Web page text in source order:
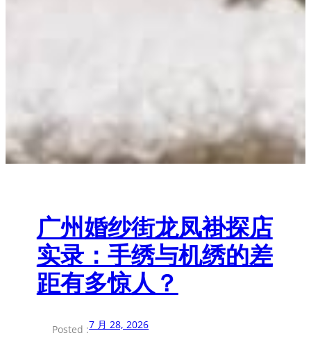
广州婚纱街龙凤褂探店
实录：手绣与机绣的差
距有多惊人？
Posted :7 月 28, 2026